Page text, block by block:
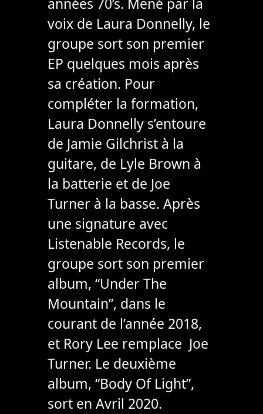
années 70’s. Mené par la
voix de Laura Donnelly, le
groupe sort son premier
EP quelques mois après
sa création. Pour
compléter la formation,
Laura Donnelly s’entoure
de Jamie Gilchrist à la
guitare, de Lyle Brown à
la batterie et de Joe
Turner à la basse. Après
une signature avec
Listenable Records, le
groupe sort son premier
album, “Under The
Mountain”, dans le
courant de l’année 2018,
et Rory Lee remplace Joe
Turner. Le deuxième
album, “Body Of Light”,
sort en Avril 2020.